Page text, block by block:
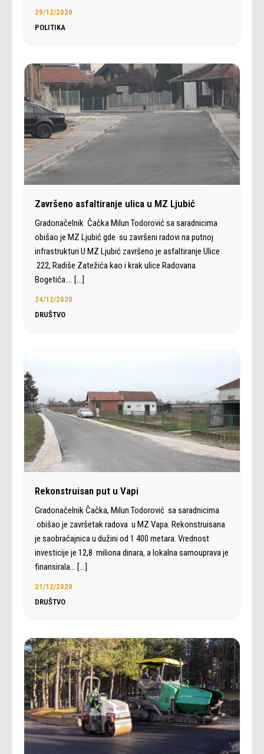
29/12/2020
POLITIKA
Završeno asfaltiranje ulica u MZ Ljubić
Gradonačelnik Čačka Milun Todorović sa saradnicima
obišao je MZ Ljubić gde su završeni radovi na putnoj
infrastrukturi U MZ Ljubić završeno je asfaltiranje Ulice
222, Radiše Zatežića kao i krak ulice Radovana
Bogetića.… […]
24/12/2020
DRUŠTVO
Rekonstruisan put u Vapi
Gradonačelnik Čačka, Milun Todorović sa saradnicima
obišao je završetak radova u MZ Vapa. Rekonstruisana
je saobraćajnica u dužini od 1 400 metara. Vrednost
investicije je 12,8 miliona dinara, a lokalna samouprava je
finansirala… […]
21/12/2020
DRUŠTVO